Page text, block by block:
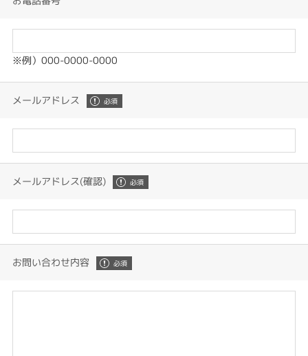
※例）000-0000-0000
メールアドレス
メールアドレス(確認)
お問い合わせ内容